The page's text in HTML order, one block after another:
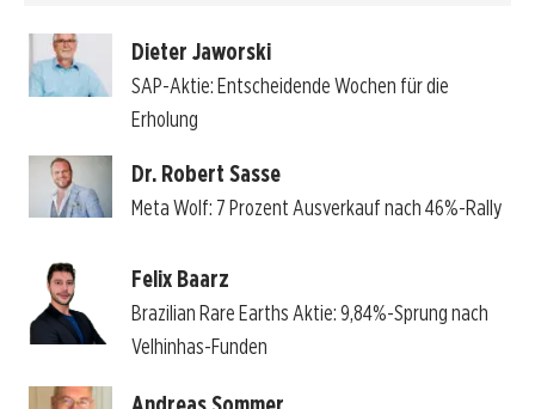
Dieter Jaworski
SAP-Aktie: Entscheidende Wochen für die
Erholung
Dr. Robert Sasse
Meta Wolf: 7 Prozent Ausverkauf nach 46%-Rally
Felix Baarz
Brazilian Rare Earths Aktie: 9,84%-Sprung nach
Velhinhas-Funden